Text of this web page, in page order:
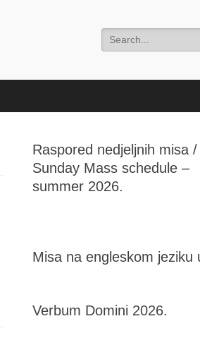
Search
for:
Raspored nedjeljnih misa /
Sunday Mass schedule –
summer 2026.
Misa na engleskom jeziku
Verbum Domini 2026.